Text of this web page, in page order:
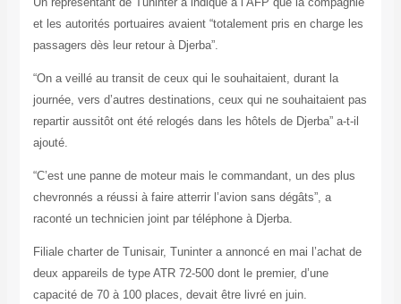
et les autorités portuaires avaient “totalement pris en charge les
passagers dès leur retour à Djerba”.
“On a veillé au transit de ceux qui le souhaitaient, durant la
journée, vers d’autres destinations, ceux qui ne souhaitaient pas
repartir aussitôt ont été relogés dans les hôtels de Djerba” a-t-il
ajouté.
“C’est une panne de moteur mais le commandant, un des plus
chevronnés a réussi à faire atterrir l’avion sans dégâts”, a
raconté un technicien joint par téléphone à Djerba.
Filiale charter de Tunisair, Tuninter a annoncé en mai l’achat de
deux appareils de type ATR 72-500 dont le premier, d’une
capacité de 70 à 100 places, devait être livré en juin.